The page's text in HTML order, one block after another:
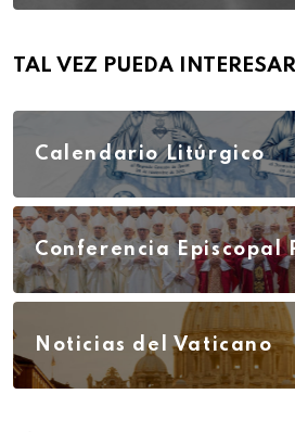
TAL VEZ PUEDA
Calendario Litúrgico
Conferencia Episcopal
Noticias del Vaticano